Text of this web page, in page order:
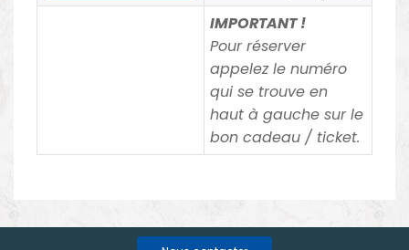
IMPORTANT !
Pour réserver
appelez le numéro
qui se trouve en
haut à gauche sur le
bon cadeau / ticket.